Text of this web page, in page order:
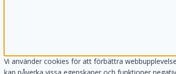
Vi använder cookies för att förbättra
kan påverka vissa egenskaper och funktioner